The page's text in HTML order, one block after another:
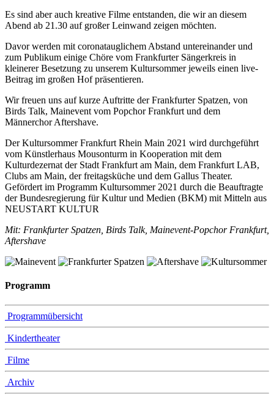
Es sind aber auch kreative Filme entstanden, die wir an diesem
Abend ab 21.30 auf großer Leinwand zeigen möchten.
Davor werden mit coronatauglichem Abstand untereinander und
zum Publikum einige Chöre vom Frankfurter Sängerkreis in
kleinerer Besetzung zu unserem Kultursommer jeweils einen live-
Beitrag im großen Hof präsentieren.
Wir freuen uns auf kurze Auftritte der Frankfurter Spatzen, von
Birds Talk, Mainevent vom Popchor Frankfurt und dem
Männerchor Aftershave.
Der Kultursommer Frankfurt Rhein Main 2021 wird durchgeführt
vom Künstlerhaus Mousonturm in Kooperation mit dem
Kulturdezernat der Stadt Frankfurt am Main, dem Frankfurt LAB,
Clubs am Main, der freitagsküche und dem Gallus Theater.
Gefördert im Programm Kultursommer 2021 durch die Beauftragte
der Bundesregierung für Kultur und Medien (BKM) mit Mitteln aus
NEUSTART KULTUR
Mit: Frankfurter Spatzen, Birds Talk, Mainevent-Popchor Frankfurt,
Aftershave
Programm
Programmübersicht
Kindertheater
Filme
Archiv